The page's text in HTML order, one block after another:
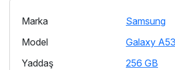
Marka
Samsung
Model
Galaxy A53
Yaddaş
256 GB